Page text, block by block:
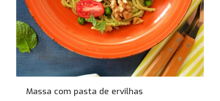
Massa com pasta de ervilhas